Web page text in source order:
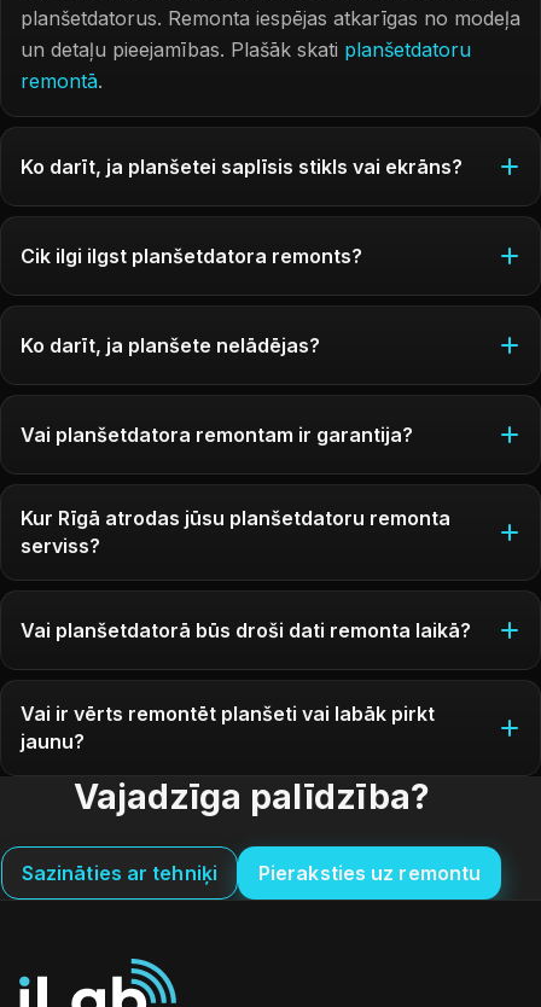
planšetdatorus. Remonta iespējas atkarīgas no modeļa
un detaļu pieejamības. Plašāk skati planšetdatoru
remontā.
Ko darīt, ja planšetei saplīsis stikls vai ekrāns?
Cik ilgi ilgst planšetdatora remonts?
Ko darīt, ja planšete nelādējas?
Vai planšetdatora remontam ir garantija?
Kur Rīgā atrodas jūsu planšetdatoru remonta
serviss?
Vai planšetdatorā būs droši dati remonta laikā?
Vai ir vērts remontēt planšeti vai labāk pirkt
jaunu?
Vajadzīga palīdzība?
Sazināties ar tehniķi Pieraksties uz remontu